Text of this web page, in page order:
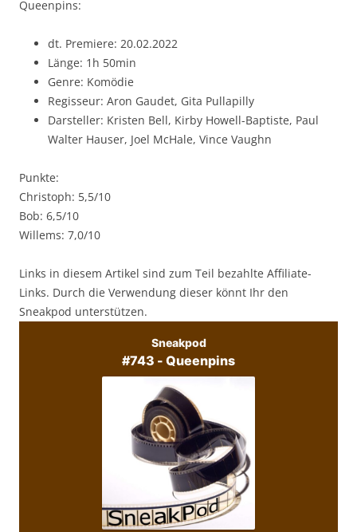
Queenpins:
dt. Premiere: 20.02.2022
Länge: 1h 50min
Genre: Komödie
Regisseur: Aron Gaudet, Gita Pullapilly
Darsteller: Kristen Bell, Kirby Howell-Baptiste, Paul
Walter Hauser, Joel McHale, Vince Vaughn
Punkte:
Christoph: 5,5/10
Bob: 6,5/10
Willems: 7,0/10
Links in diesem Artikel sind zum Teil bezahlte Affiliate-
Links. Durch die Verwendung dieser könnt Ihr den
Sneakpod unterstützen.